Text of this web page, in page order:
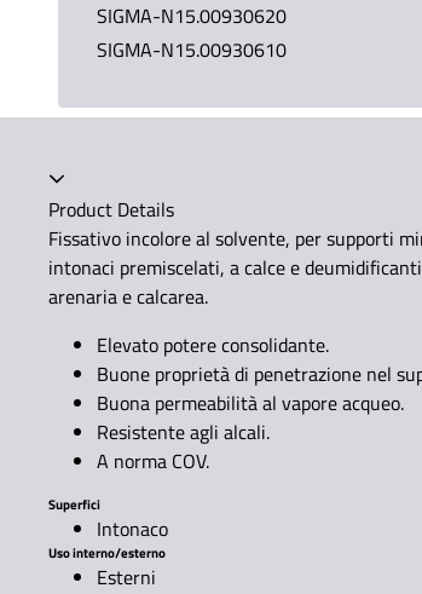
SIGMA-N15.00930620
SIGMA-N15.00930610
Product Details
Fissativo incolore al solvente, per supporti
intonaci premiscelati, a calce e
arenaria e calcarea.
Elevato potere consolidante.
Buone proprietà di penetrazione nel
Buona permeabilità al vapore acqueo.
Resistente agli alcali.
A norma COV.
Superfici
Intonaco
Uso interno/esterno
Esterni